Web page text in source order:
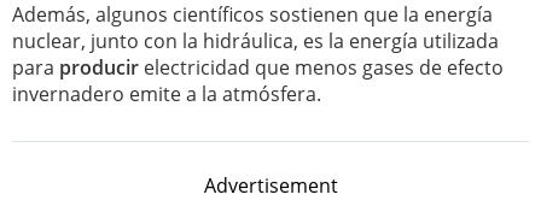
Además, algunos científicos sostienen que la energía
nuclear, junto con la hidráulica, es la energía utilizada
para producir electricidad que menos gases de efecto
invernadero emite a la atmósfera.
Advertisement